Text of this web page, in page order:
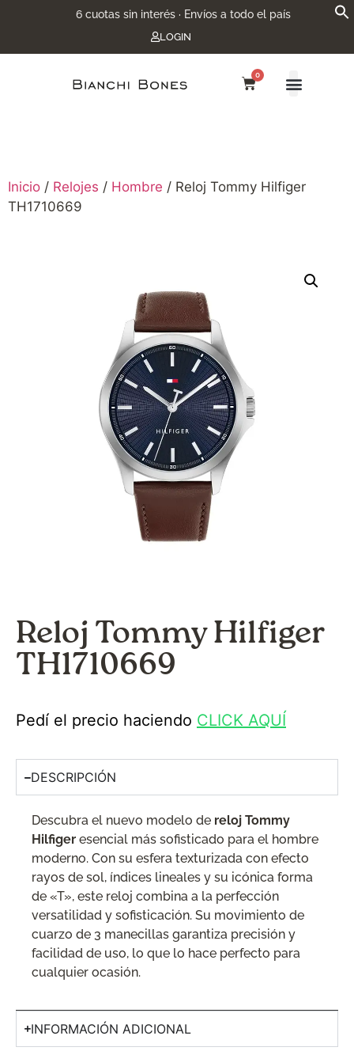
6 cuotas sin interés · Envíos a todo el país
LOGIN
0
Inicio / Relojes / Hombre / Reloj Tommy Hilfiger
TH1710669
Reloj Tommy Hilfiger
TH1710669
Pedí el precio haciendo CLICK AQUÍ
DESCRIPCIÓN
Descubra el nuevo modelo de reloj Tommy
Hilfiger esencial más sofisticado para el hombre
moderno. Con su esfera texturizada con efecto
rayos de sol, índices lineales y su icónica forma
de «T», este reloj combina a la perfección
versatilidad y sofisticación. Su movimiento de
cuarzo de 3 manecillas garantiza precisión y
facilidad de uso, lo que lo hace perfecto para
cualquier ocasión.
INFORMACIÓN ADICIONAL